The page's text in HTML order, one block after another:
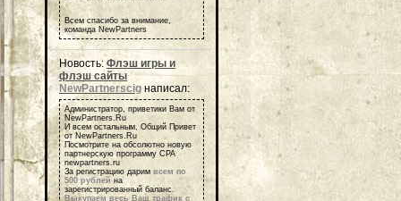
Всем спасибо за внимание,
команда NewPartners
Новость:Флэш игры и
флэш сайты
NewPartnerscigнаписал:
Администратор, приветики Вам от
NewPartners.Ru
И всем остальным, Общий Привет
от NewPartners.Ru
Посмотрите на обсолютно новую
партнерскую программу СРА
newpartners.ru
За регистрацию дарим всем по
500 рублей на
зарегистрированный баланс.
Выкупаем весь Ваш трафик с